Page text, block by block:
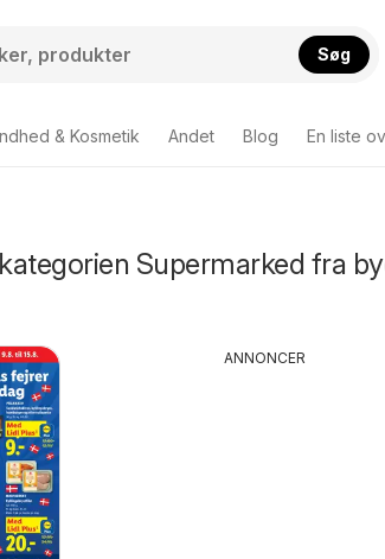
Søg
& Kosmetik Andet Blog En liste
Supermarked fra
ANNONCER